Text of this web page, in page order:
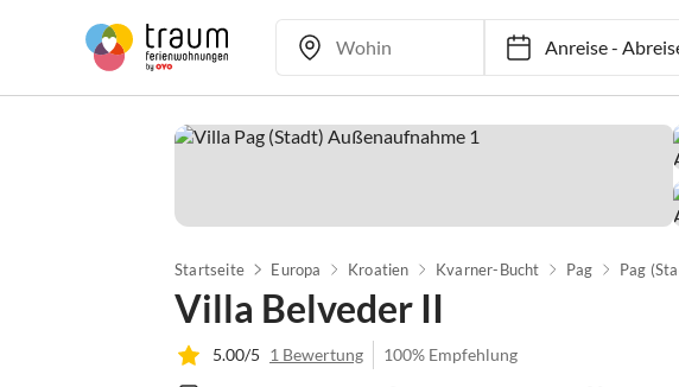
Anreise-Abreise
Startseite Europa Kroatien Kvarner-Bucht Pag Pag
Villa Belveder II
5.00/5 1 Bewertung 100% Empfehlung